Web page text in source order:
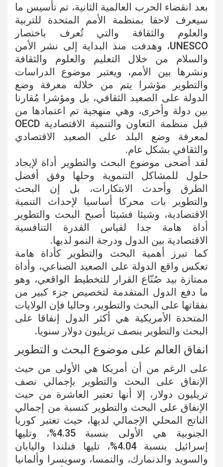
بعد انقضاء الحرب العالمية الثانية، تم تأسيس ما
سيعرف لاحقا بمنظمة الأمم المتحدة للتربية
والعلوم والثقافة والتي تُعرف باختصار
UNESCO، وهدفت منذ البداية إلى نشر الأمن
والسلام من خلال التعليم والعلوم والثقافة
ونشرها بين الأمم، ويعتبر موضوع الدراسات
والتطوير مؤشرا يتم من خلاله معرفة وضع
الدولة على الصعيد الثقافي، بل ومؤشرا مُقارنا
بين دولة وأخرى، وهي منهجية تم اعتمادها من
قبل منظمة التعاون والتنمية الاقتصادية OECD
لمعرفة وضع البلد على الصعيد الاقتصادي
والثقافي بشكل عام.
لقد أضحى موضوع البحث والتطوير أداة لإيجاد
حلول للمشاكل التنموية وحلها وفق أفضل
الطرق وأحدث الابتكارات، بل إن البحث
والتطوير بات محركا أساسيا لإحداث التنمية
الاقتصادية، وشيئا فشيئا أصبح البحث والتطوير
أداة هامة جدا لقياس القدرة التنافسية
الاقتصادية بين الدول ودرجة النمو لديها.
كما تبرز أهمية البحث والتطوير كأداة هامة
تعكس واقع الدولة على الصعيد الصناعي، وأداة
ممتازة بيد صُنّاع القرار للتخطيط الواقعي، وهو
ما دفع الدول المتقدمة لتخصيص جزء كبير من
نفقاتها على البحث والتطوير، وحاليا فإن الولايات
المتحدة الأمريكية هي أكثر الدول إنفاقا على
البحث والتطوير بنصف تريليون دولار سنويا.
انفاق العالم على موضوع البحث و التطوير
على الرغم من أن أمريكا هي الأولى من حيث
الإنفاق على البحث والتطوير بإجمالي نصف
تريليون دولار، إلا أنها تعتبر العاشرة من حيث
الإنفاق على البحث والتطوير كنسبة من إجمالي
الناتج المحلي الإجمالي لديها، حيث تعتبر كوريا
الجنوبية هي الأولى بنسبة 4.35%، وتليها
إسرائيل بنسبة 4.04%، تليها فنلندا واليابان
والسويد والدنمارك، والنمسا، وسويسرا وألمانيا